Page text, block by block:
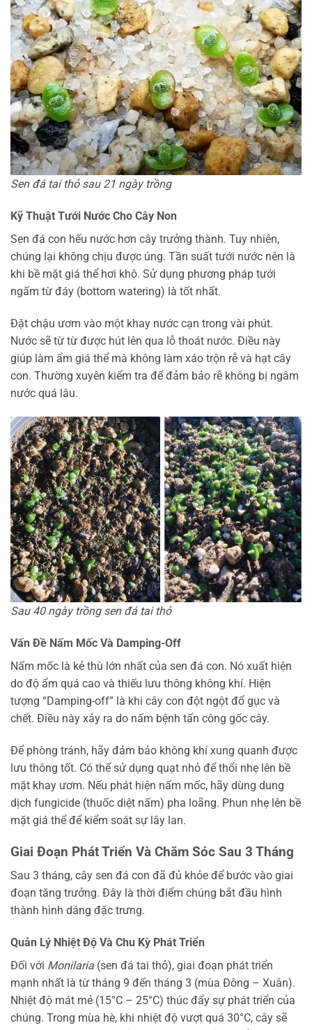
Sen đá tai thỏ sau 21 ngày trồng
Kỹ Thuật Tưới Nước Cho Cây Non
Sen đá con hếu nước hơn cây trưởng thành. Tuy nhiên,
chúng lại không chịu được úng. Tần suất tưới nước nên là
khi bề mặt giá thể hơi khô. Sử dụng phương pháp tưới
ngấm từ đáy (bottom watering) là tốt nhất.
Đặt chậu ươm vào một khay nước cạn trong vài phút.
Nước sẽ từ từ được hút lên qua lỗ thoát nước. Điều này
giúp làm ẩm giá thể mà không làm xáo trộn rễ và hạt cây
con. Thường xuyên kiểm tra để đảm bảo rễ không bị ngâm
nước quá lâu.
Sau 40 ngày trồng sen đá tai thỏ
Vấn Đề Nấm Mốc Và Damping-Off
Nấm mốc là kẻ thù lớn nhất của sen đá con. Nó xuất hiện
do độ ẩm quá cao và thiếu lưu thông không khí. Hiện
tượng “Damping-off” là khi cây con đột ngột đổ gục và
chết. Điều này xảy ra do nấm bệnh tấn công gốc cây.
Để phòng tránh, hãy đảm bảo không khí xung quanh được
lưu thông tốt. Có thể sử dụng quạt nhỏ để thổi nhẹ lên bề
mặt khay ươm. Nếu phát hiện nấm mốc, hãy dùng dung
dịch fungicide (thuốc diệt nấm) pha loãng. Phun nhẹ lên bề
mặt giá thể để kiểm soát sự lây lan.
Giai Đoạn Phát Triển Và Chăm Sóc Sau 3 Tháng
Sau 3 tháng, cây sen đá con đã đủ khỏe để bước vào giai
đoạn tăng trưởng. Đây là thời điểm chúng bắt đầu hình
thành hình dáng đặc trưng.
Quản Lý Nhiệt Độ Và Chu Kỳ Phát Triển
Đối với Monilaria (sen đá tai thỏ), giai đoạn phát triển
mạnh nhất là từ tháng 9 đến tháng 3 (mùa Đông – Xuân).
Nhiệt độ mát mẻ (15°C – 25°C) thúc đẩy sự phát triển của
chúng. Trong mùa hè, khi nhiệt độ vượt quá 30°C, cây sẽ